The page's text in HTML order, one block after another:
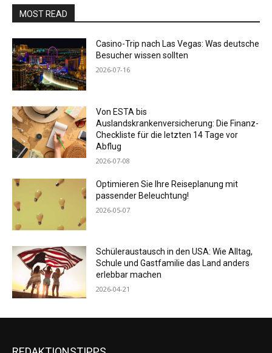
MOST READ
Casino-Trip nach Las Vegas: Was deutsche
Besucher wissen sollten
2026-07-16
Von ESTA bis
Auslandskrankenversicherung: Die Finanz-
Checkliste für die letzten 14 Tage vor
Abflug
2026-07-08
Optimieren Sie Ihre Reiseplanung mit
passender Beleuchtung!
2026-05-07
Schüleraustausch in den USA: Wie Alltag,
Schule und Gastfamilie das Land anders
erlebbar machen
2026-04-21